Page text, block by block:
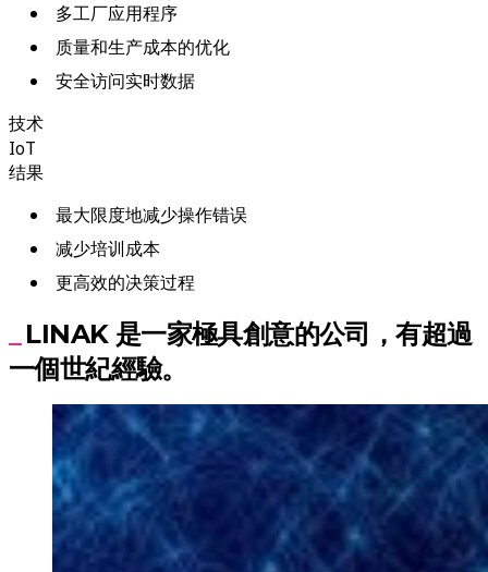
多工厂应用程序
质量和生产成本的优化
安全访问实时数据
技术
IoT
结果
最大限度地减少操作错误
减少培训成本
更高效的决策过程
LINAK 是一家極具創意的公司，有超過
一個世紀經驗。